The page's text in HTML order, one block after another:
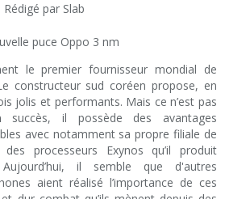
Rédigé par Slab
le premier fournisseur mondial de
constructeur sud coréen propose, en
jolis et performants. Mais ce n’est pas
il possède des avantages
avec notamment sa propre filiale de
processeurs Exynos qu’il produit
il semble que d'autres
aient réalisé l’importance de ces